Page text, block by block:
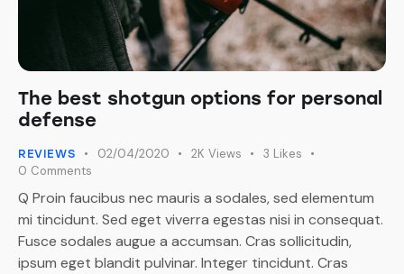
The best shotgun options for personal
defense
REVIEWS 02/04/2020 2K Views 3 Likes
0 Comments
Q Proin faucibus nec mauris a sodales, sed elementum
mi tincidunt. Sed eget viverra egestas nisi in consequat.
Fusce sodales augue a accumsan. Cras sollicitudin,
ipsum eget blandit pulvinar. Integer tincidunt. Cras